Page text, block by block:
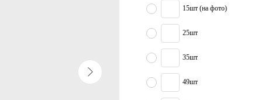
15шт (на фото)
25шт
35шт
49шт